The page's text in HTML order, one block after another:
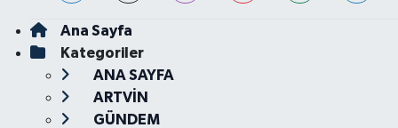
Ana Sayfa
Kategoriler
ANA SAYFA
ARTVİN
GÜNDEM